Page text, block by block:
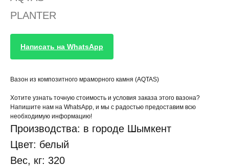
PLANTER
Написать на WhatsApp
Вазон из композитного мраморного камня (AQTAS)
Хотите узнать точную стоимость и условия заказа этого вазона?
Напишите нам на WhatsApp, и мы с радостью предоставим всю
необходимую информацию!
Производства: в городе Шымкент
Цвет: белый
Вес, кг: 320